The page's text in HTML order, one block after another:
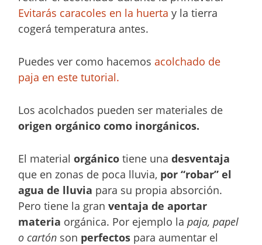
Evitarás caracoles en la huerta y la tierra
cogerá temperatura antes.
Puedes ver como hacemos acolchado de
paja en este tutorial.
Los acolchados pueden ser materiales de
origen orgánico como inorgánicos.
El materialorgánico tiene unadesventaja
que en zonas de poca lluvia, por “robar” el
agua de lluvia para su propia absorción.
Pero tiene la granventaja de aportar
materia orgánica. Por ejemplo lapaja, papel
o cartón son perfectos para aumentar el